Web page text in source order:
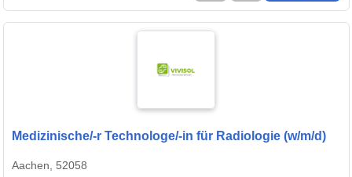
Medizinische/-r Technologe/-in für Radiologie (w/m/d)
Aachen, 52058